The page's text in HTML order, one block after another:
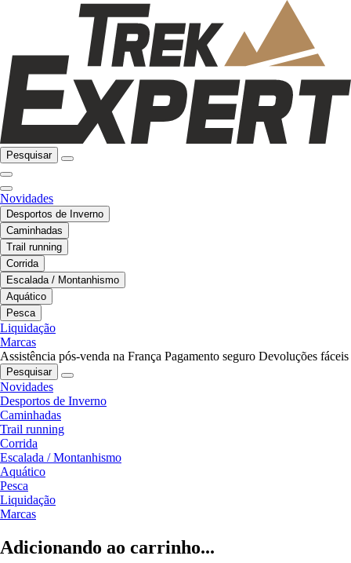
Pesquisar
Novidades
Desportos de Inverno
Caminhadas
Trail running
Corrida
Escalada / Montanhismo
Aquático
Pesca
Liquidação
Marcas
Assistência pós-venda na França Pagamento seguro Devoluções fáceis
Pesquisar
Novidades
Desportos de Inverno
Caminhadas
Trail running
Corrida
Escalada / Montanhismo
Aquático
Pesca
Liquidação
Marcas
Adicionando ao carrinho...